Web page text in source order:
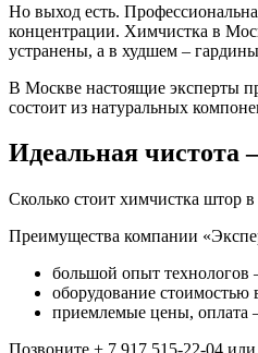
Но выход есть.
концентрации. Химчистка в
устранены, а в худшем –
В Москве настоящие эксперты
состоит из натуральных
Идеальная чистота
Сколько стоит химчистка штор
Преимущества компании
большой опыт технологов
оборудование
приемлемые цены, оплата –